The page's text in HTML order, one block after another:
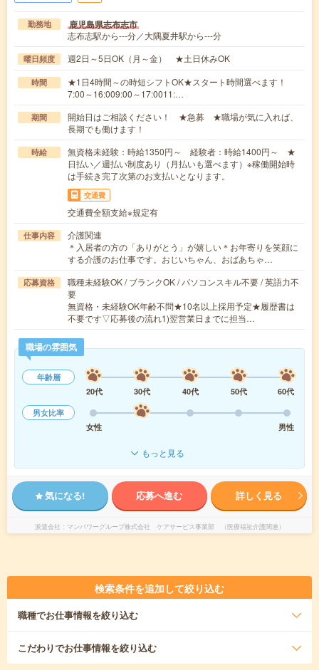
勤務地 鹿児島県志布志市
志布志駅から---分／大隅夏井駅から---分
曜日頻度 週2日～5日OK（月～金） ★土日休みOK
時間
★1日4時間～の時短シフトOK★スタート時間選べます！
7:00～16:009:00～17:0011:…
期間
開始日はご相談ください！ ★急募 ★職場が気に入れば、
長期でも働けます！
時給
無資格未経験：時給1350円～ 経験者：時給1400円～ ★
日払い／週払い制度あり（月払いも選べます）※稼働開始時
は手続き完了次第のお支払いとなります。
交通費
交通費全額支給※規定有
仕事内容
介護関連
＊入居者の方の「ありがとう」が嬉しい＊お年寄りを笑顔に
する介護のお仕事です。おじいちゃん、おばあちゃ…
応募資格
職種未経験OK / ブランクOK / パソコンスキル不要 / 英語力不
要
無資格・未経験OK年齢不問★10名以上採用予定★履歴書は
不要です▽応募後の流れ1)翌営業日までに担当…
職場の雰囲気
年齢層
20代
30代 40代 50代
60代
男女比率
女性
男性
もっと見る
気になる! 応募へ進む 詳しく見る
派遣会社 マンパワーグループ株式会社 ケアサービス事業部 （医療福祉介護関連）
検索条件を追加して絞り込む
職種でお仕事情報を絞り込む
こだわりでお仕事情報を絞り込む